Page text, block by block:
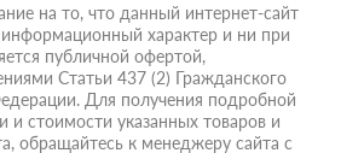
на то, что данный интернет-сайт
характер и ни при
публичной офертой,
Статьи 437 (2) Гражданского
Для получения подробной
стоимости указанных товаров и
обращайтесь к менеджеру сайта с